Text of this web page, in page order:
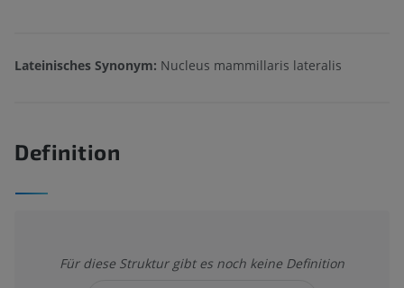
Lateinisches Synonym: Nucleus mammillaris lateralis
Definition
Für diese Struktur gibt es noch keine Definition